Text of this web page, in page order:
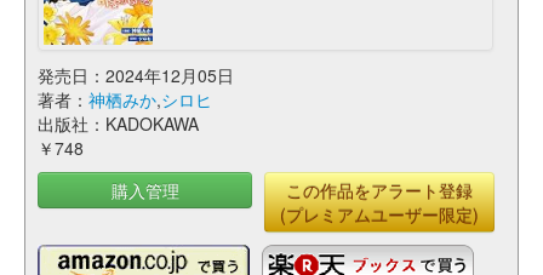
発売日：2024年12月05日
著者： 神栖みか,シロヒ
出版社：KADOKAWA
￥748
購入管理
この作品をアラート登録
(プレミアムユーザー限定)